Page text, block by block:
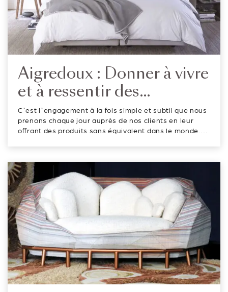
Aigredoux : Donner à vivre
et à ressentir des
expériences uniques
C’est l’engagement à la fois simple et subtil que nous
prenons chaque jour auprès de nos clients en leur
offrant des produits sans équivalent dans le monde.
couturières délivrent leur...